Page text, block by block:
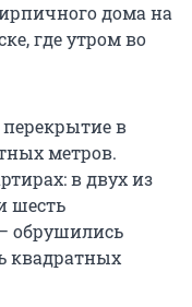
дома на
где утром во
в
метров.
в двух из
шесть
обрушились
квадратных